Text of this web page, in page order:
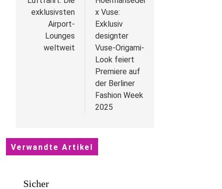
exklusivsten
Airport-
Lounges
weltweit
x Vuse:
Exklusiv
designter
Vuse-Origami-
Look feiert
Premiere auf
der Berliner
Fashion Week
2025
Verwandte Artikel
Sicher